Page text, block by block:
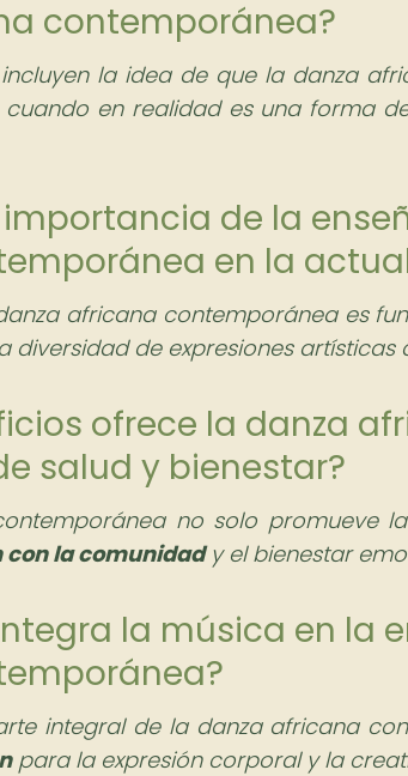
contemporánea?
la idea de que la danza
en realidad es una forma
importancia de la
en la
africana contemporánea es
diversidad de expresiones
ofrece la danza
salud y bienestar?
no solo promueve la
con la comunidady el bienestar
la música en la
integral de la danza africana
para la expresión corporal y la